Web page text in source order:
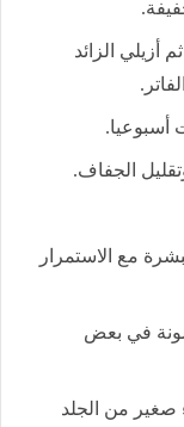
بين 20 و30 دقيقة، ثم أزيلي الزائد
أسبوعيا.
الجفاف.
مع الاستمرار
في بعض
صغير من الجلد